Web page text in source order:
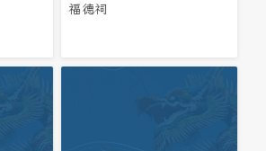
福德祠